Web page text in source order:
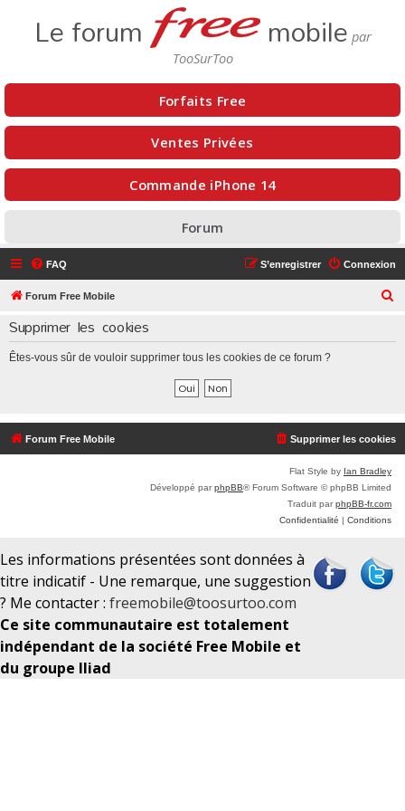
Le forum mobile
Forfaits Free
Ventes Privées
Commande iPhone 14
Forum
FAQ Connexion
S’enregistrer
Forum Free Mobile
c
Supprimer les cookies
Êtes-vous sûr de vouloir supprimer tous les cookies de ce forum ?
Forum Free Mobile Supprimer les cookies
Flat Style by Ian Bradley
Développé parphpBB® Forum Software © phpBB Limited
Traduit parphpBB-fr.com
Confidentialité | Conditions
Les informations présentées sont données à
titre indicatif - Une remarque, une suggestion
? Me contacter : freemobile@toosurtoo.com
Ce site communautaire est totalement
indépendant de la société Free Mobile et
du groupe Iliad